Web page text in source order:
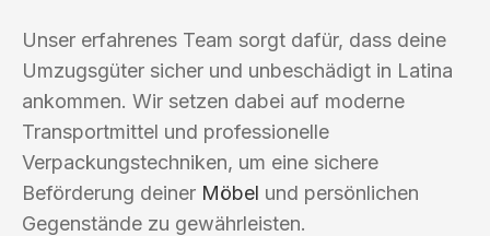
Unser erfahrenes Team sorgt dafür, dass deine
Umzugsgüter sicher und unbeschädigt in Latina
ankommen. Wir setzen dabei auf moderne
Transportmittel und professionelle
Verpackungstechniken, um eine sichere
Beförderung deiner Möbel und persönlichen
Gegenstände zu gewährleisten.